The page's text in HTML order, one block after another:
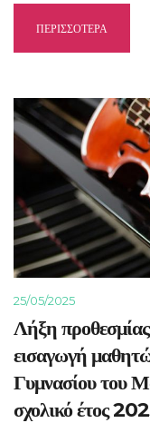
ΠΕΡΙΣΣΟΤΕΡΑ
25/05/2025
Λήξη
εισαγωγή
Γυμνασίου του
σχολικό έτος